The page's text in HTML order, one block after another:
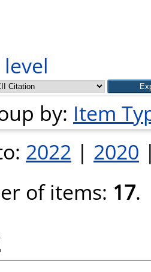
by: Item
2022 | 2020
of items: 17.